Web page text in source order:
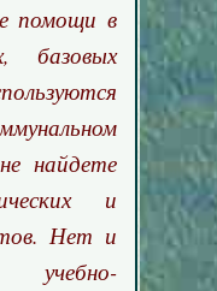
помощи в
базовых
найдете
и
Нет и